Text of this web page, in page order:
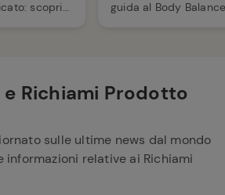
scopri
guida al Body
e Richiami Prodotto
sulle ultime news dal mondo
informazioni relative ai Richiami